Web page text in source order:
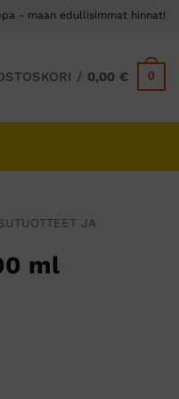
- maan edullisimmat hinnat!
/ 0,00€ 0
JA
ml